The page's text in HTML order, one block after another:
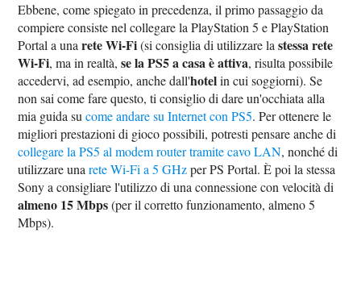
Ebbene, come spiegato in precedenza, il primo passaggio da
compiere consiste nel collegare la PlayStation 5 e PlayStation
Portal a unarete Wi-Fi(si consiglia di utilizzare lastessa rete
Wi-Fi, ma in realtà,se la PS5 a casa è attiva, risulta possibile
accedervi, ad esempio, anche dall'hotelin cui soggiorni). Se
non sai come fare questo, ti consiglio di dare un'occhiata alla
mia guida sucome andare su Internet con PS5. Per ottenere le
migliori prestazioni di gioco possibili, potresti pensare anche di
collegare la PS5 al modem router tramite cavo LAN, nonché di
utilizzare unarete Wi-Fi a 5 GHzper PS Portal. È poi la stessa
Sony a consigliare l'utilizzo di una connessione con velocità di
almeno 15 Mbps(per il corretto funzionamento, almeno 5
Mbps).